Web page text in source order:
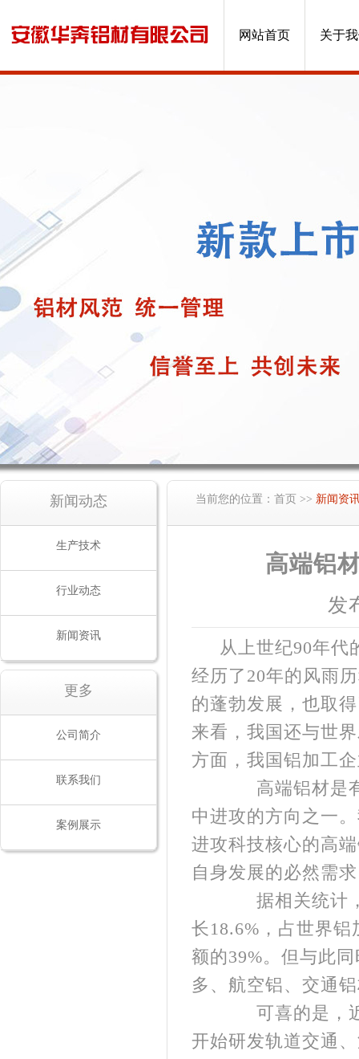
网站首页 关于
新闻动态
生产技术
行业动态
新闻资讯
更多
公司简介
联系我们
案例展示
当前您的位置： 首页 >> 新闻资
高端铝
发
从上世纪90年代
经历了20年的风雨
的蓬勃发展，也取
来看，我国还与世
方面，我国铝加工
高端铝材是有
中进攻的方向之一
进攻科技核心的高
自身发展的必然需
据相关统计，
长18.6%，占世界
额的39%。但与此
多、航空铝、交通
可喜的是，近
开始研发轨道交通